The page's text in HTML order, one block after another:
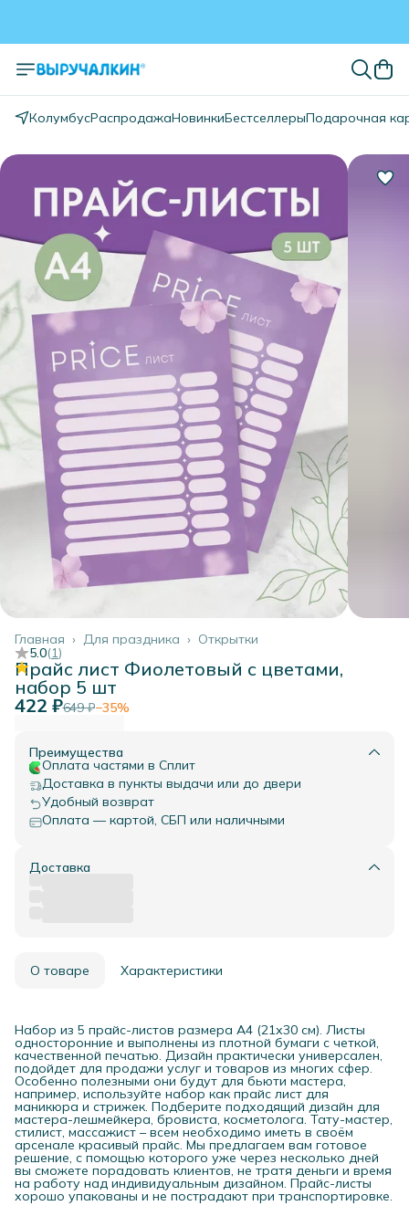
КолумбусРаспродажаНовинкиБестселлерыПодарочная
Открытки
Для праздника ›
Главная ›
5.0(1)
Прайс лист Фиолетовый с цветами,
набор 5 шт
422 ₽649 ₽−35%
Преимущества
Оплата частями в Сплит
Доставка в пункты выдачи или до двери
Удобный возврат
Оплата — картой, СБП или наличными
Доставка
О товаре Характеристики
Набор из 5 прайс-листов размера А4 (21х30 см). Листы
односторонние и выполнены из плотной бумаги с четкой,
качественной печатью. Дизайн практически универсален,
подойдет для продажи услуг и товаров из многих сфер.
Особенно полезными они будут для бьюти мастера,
например, используйте набор как прайс лист для
маникюра и стрижек. Подберите подходящий дизайн для
мастера-лешмейкера, бровиста, косметолога. Тату-мастер,
стилист, массажист – всем необходимо иметь в своём
арсенале красивый прайс. Мы предлагаем вам готовое
решение, с помощью которого уже через несколько дней
вы сможете порадовать клиентов, не тратя деньги и время
на работу над индивидуальным дизайном. Прайс-листы
хорошо упакованы и не пострадают при транспортировке.